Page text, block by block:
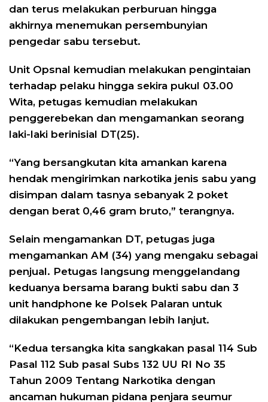
dan terus melakukan perburuan hingga
akhirnya menemukan persembunyian
pengedar sabu tersebut.
Unit Opsnal kemudian melakukan pengintaian
terhadap pelaku hingga sekira pukul 03.00
Wita, petugas kemudian melakukan
penggerebekan dan mengamankan seorang
laki-laki berinisial DT(25).
“Yang bersangkutan kita amankan karena
hendak mengirimkan narkotika jenis sabu yang
disimpan dalam tasnya sebanyak 2 poket
dengan berat 0,46 gram bruto,” terangnya.
Selain mengamankan DT, petugas juga
mengamankan AM (34) yang mengaku sebagai
penjual. Petugas langsung menggelandang
keduanya bersama barang bukti sabu dan 3
unit handphone ke Polsek Palaran untuk
dilakukan pengembangan lebih lanjut.
“Kedua tersangka kita sangkakan pasal 114 Sub
Pasal 112 Sub pasal Subs 132 UU RI No 35
Tahun 2009 Tentang Narkotika dengan
ancaman hukuman pidana penjara seumur